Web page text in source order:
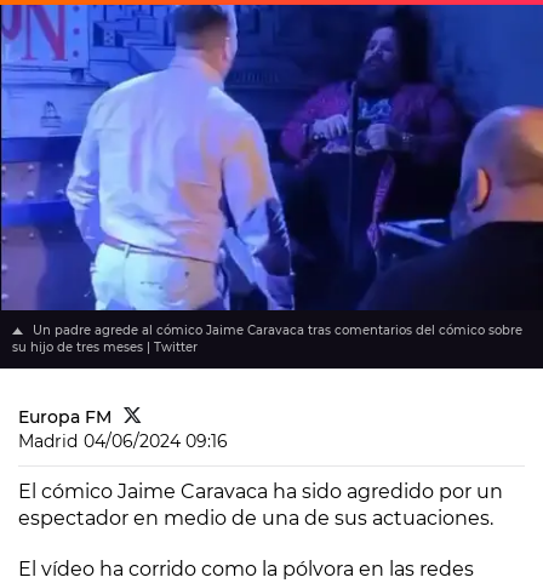
Un padre agrede al cómico Jaime Caravaca tras comentarios del cómico sobre
su hijo de tres meses | Twitter
Europa FM
Madrid 04/06/2024 09:16
El cómico Jaime Caravaca ha sido agredido por un
espectador en medio de una de sus actuaciones.
El vídeo ha corrido como la pólvora en las redes